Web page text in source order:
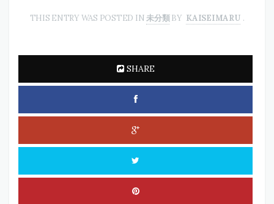
THIS ENTRY WAS POSTED IN未分類BY KAISEIMARU .
SHARE